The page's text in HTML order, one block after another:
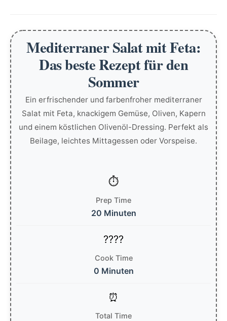
Mediterraner Salat mit Feta:
Das beste Rezept für den
Sommer
Ein erfrischender und farbenfroher mediterraner
Salat mit Feta, knackigem Gemüse, Oliven, Kapern
und einem köstlichen Olivenöl-Dressing. Perfekt als
Beilage, leichtes Mittagessen oder Vorspeise.
Prep Time
20 Minuten
Cook Time
0 Minuten
Total Time